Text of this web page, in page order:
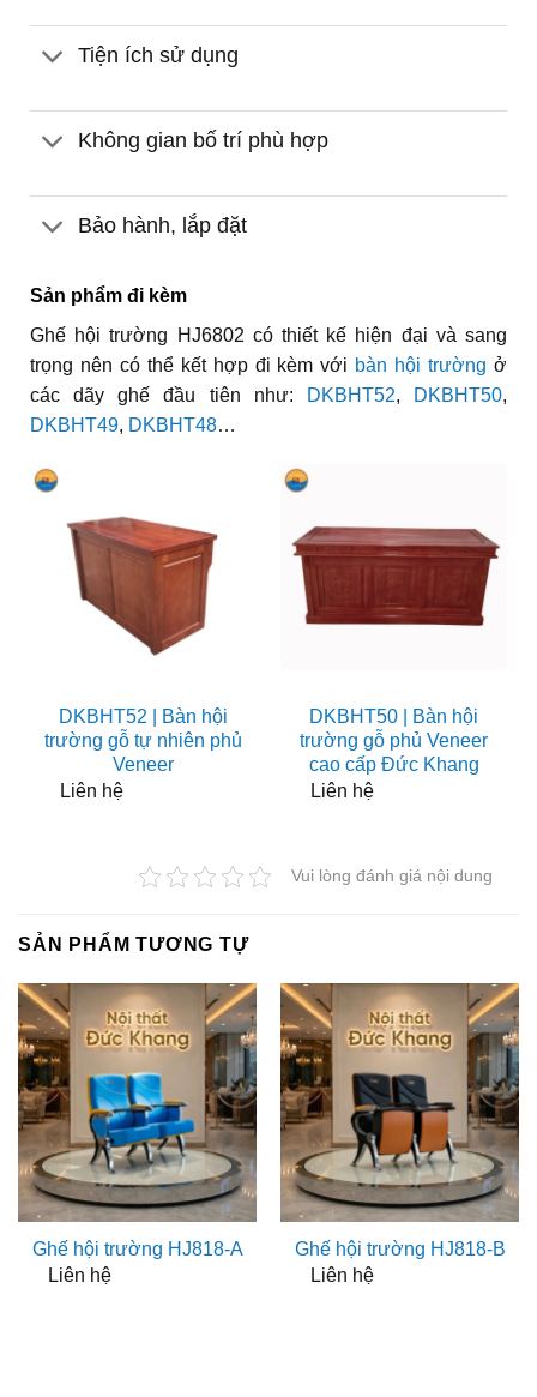
Tiện ích sử dụng
Không gian bố trí phù hợp
Bảo hành, lắp đặt
Sản phẩm đi kèm
Ghế hội trường HJ6802 có thiết kế hiện đại và sang
trọng nên có thể kết hợp đi kèm với bàn hội trường ở
các dãy ghế đầu tiên như:
DKBHT52, DKBHT50,
DKBHT49, DKBHT48…
DKBHT52 | Bàn hội
trường gỗ tự nhiên phủ
Veneer
Liên hệ
DKBHT50 | Bàn hội
trường gỗ phủ Veneer
cao cấp Đức Khang
Liên hệ
Vui lòng đánh giá nội dung
SẢN PHẨM TƯƠNG TỰ
Ghế hội trường HJ818-A
Liên hệ
Ghế hội trường HJ818-B
Liên hệ